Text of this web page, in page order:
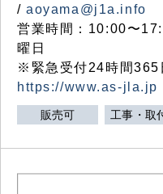
/aoyama@j1a.info
営業時間：10:00〜
曜日
※緊急受付24時間
https://www.as-jla.jp
販売可 工事・取